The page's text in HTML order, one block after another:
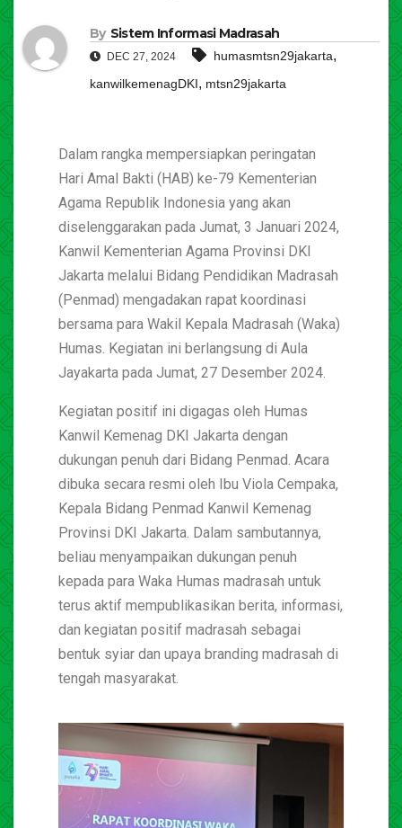
By Sistem Informasi Madrasah
DEC 27, 2024 humasmtsn29jakarta,
kanwilkemenagDKI, mtsn29jakarta
Dalam rangka mempersiapkan peringatan
Hari Amal Bakti (HAB) ke-79 Kementerian
Agama Republik Indonesia yang akan
diselenggarakan pada Jumat, 3 Januari 2024,
Kanwil Kementerian Agama Provinsi DKI
Jakarta melalui Bidang Pendidikan Madrasah
(Penmad) mengadakan rapat koordinasi
bersama para Wakil Kepala Madrasah (Waka)
Humas. Kegiatan ini berlangsung di Aula
Jayakarta pada Jumat, 27 Desember 2024.
Kegiatan positif ini digagas oleh Humas
Kanwil Kemenag DKI Jakarta dengan
dukungan penuh dari Bidang Penmad. Acara
dibuka secara resmi oleh Ibu Viola Cempaka,
Kepala Bidang Penmad Kanwil Kemenag
Provinsi DKI Jakarta. Dalam sambutannya,
beliau menyampaikan dukungan penuh
kepada para Waka Humas madrasah untuk
terus aktif mempublikasikan berita, informasi,
dan kegiatan positif madrasah sebagai
bentuk syiar dan upaya branding madrasah di
tengah masyarakat.